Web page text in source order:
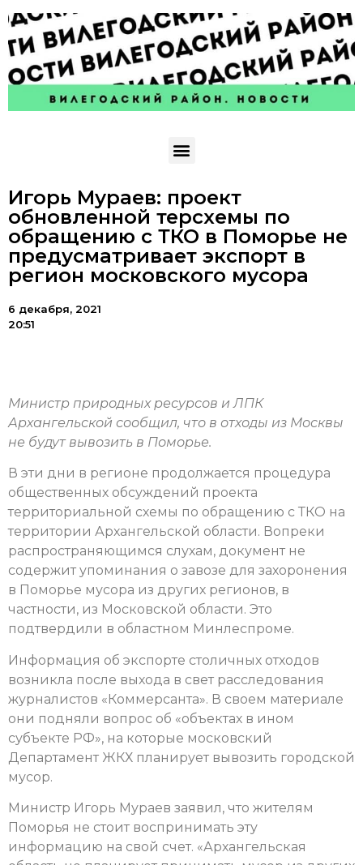
Игорь Мураев: проект
обновленной терсхемы по
обращению с ТКО в Поморье не
предусматривает экспорт в
регион московского мусора
6 декабря, 2021
20:51
Министр природных ресурсов и ЛПК
Архангельской сообщил, что в отходы из Москвы
не будут вывозить в Поморье.
В эти дни в регионе продолжается процедура
общественных обсуждений проекта
территориальной схемы по обращению с ТКО на
территории Архангельской области. Вопреки
распространяющимся слухам, документ не
содержит упоминания о завозе для захоронения
в Поморье мусора из других регионов, в
частности, из Московской области. Это
подтвердили в областном Минлеспроме.
Информация об экспорте столичных отходов
возникла после выхода в свет расследования
журналистов «Коммерсанта». В своем материале
они подняли вопрос об «объектах в ином
субъекте РФ», на которые московский
Департамент ЖКХ планирует вывозить городской
мусор.
Министр Игорь Мураев заявил, что жителям
Поморья не стоит воспринимать эту
информацию на свой счет. «Архангельская